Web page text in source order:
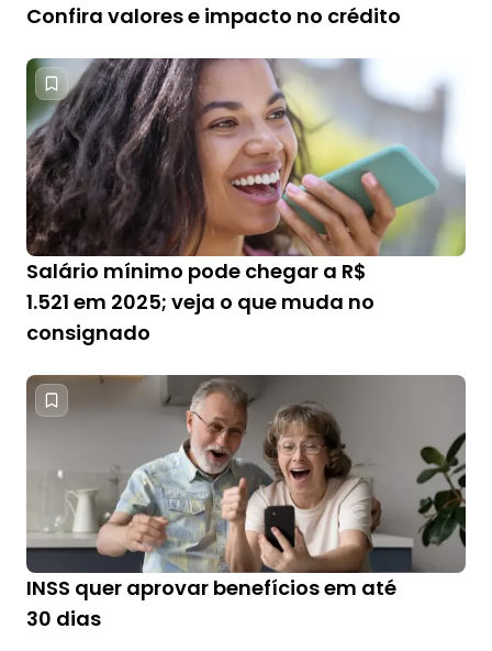
Confira valores e impacto no crédito
Salário mínimo pode chegar a R$
1.521 em 2025; veja o que muda no
consignado
INSS quer aprovar benefícios em até
30 dias